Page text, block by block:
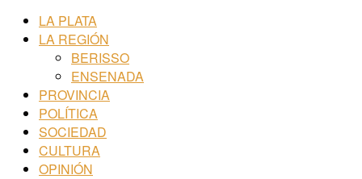
LA PLATA
LA REGIÓN
BERISSO
ENSENADA
PROVINCIA
POLÍTICA
SOCIEDAD
CULTURA
OPINIÓN